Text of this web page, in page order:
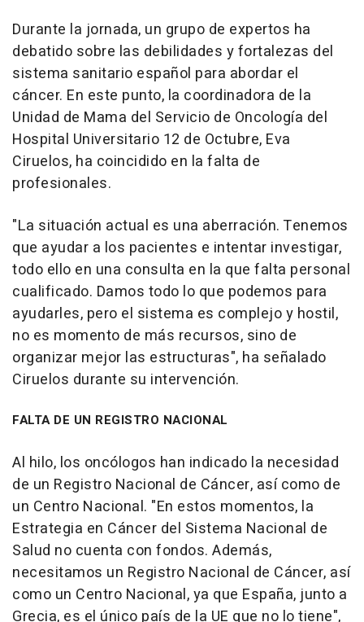
Durante la jornada, un grupo de expertos ha
debatido sobre las debilidades y fortalezas del
sistema sanitario español para abordar el
cáncer. En este punto, la coordinadora de la
Unidad de Mama del Servicio de Oncología del
Hospital Universitario 12 de Octubre, Eva
Ciruelos, ha coincidido en la falta de
profesionales.
"La situación actual es una aberración. Tenemos
que ayudar a los pacientes e intentar investigar,
todo ello en una consulta en la que falta personal
cualificado. Damos todo lo que podemos para
ayudarles, pero el sistema es complejo y hostil,
no es momento de más recursos, sino de
organizar mejor las estructuras", ha señalado
Ciruelos durante su intervención.
FALTA DE UN REGISTRO NACIONAL
Al hilo, los oncólogos han indicado la necesidad
de un Registro Nacional de Cáncer, así como de
un Centro Nacional. "En estos momentos, la
Estrategia en Cáncer del Sistema Nacional de
Salud no cuenta con fondos. Además,
necesitamos un Registro Nacional de Cáncer, así
como un Centro Nacional, ya que España, junto a
Grecia, es el único país de la UE que no lo tiene",